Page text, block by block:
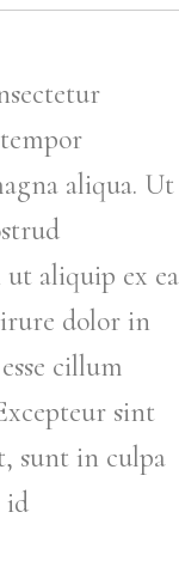
aliqua. Ut
aliquip ex ea
dolor in
cillum
sint
sunt in culpa
id